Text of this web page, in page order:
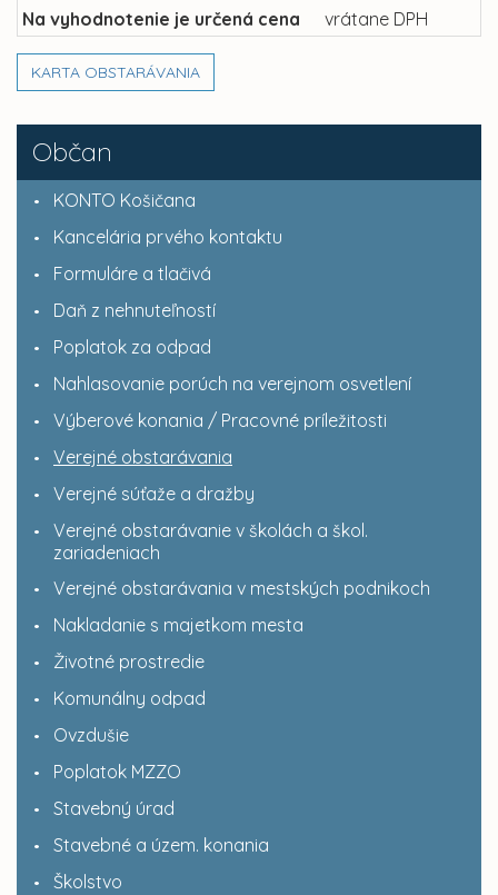
Občan
KONTO Košičana
Kancelária prvého kontaktu
Formuláre a tlačivá
Daň z nehnuteľností
Poplatok za odpad
Nahlasovanie porúch na verejnom osvetlení
Výberové konania / Pracovné príležitosti
Verejné obstarávania
Verejné súťaže a dražby
Verejné obstarávanie v školách a škol.
zariadeniach
Verejné obstarávania v mestských podnikoch
Nakladanie s majetkom mesta
Životné prostredie
Komunálny odpad
Ovzdušie
Poplatok MZZO
Stavebný úrad
Stavebné a územ. konania
Školstvo
Na vyhodnotenie je určená cena
vrátane DPH
KARTA OBSTARÁVANIA